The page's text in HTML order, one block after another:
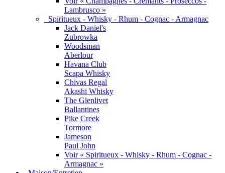
Lambrusco »
Spiritueux - Whisky - Rhum - Cognac - Armagnac
Jack Daniel's
Zubrowka
Woodsman
Aberlour
Havana Club
Scapa Whisky
Chivas Regal
Akashi Whisky
The Glenlivet
Ballantines
Pike Creek
Tormore
Jameson
Paul John
Voir « Spiritueux - Whisky - Rhum - Cognac -
Armagnac »